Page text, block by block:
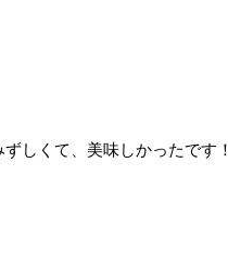
しくて、美味しかったです！